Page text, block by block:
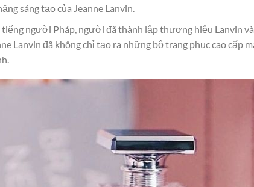
sáng tạo của Jeanne Lanvin.
người Pháp, người đã thành lập thương hiệu Lanvin
Lanvin đã không chỉ tạo ra những bộ trang phục cao cấp